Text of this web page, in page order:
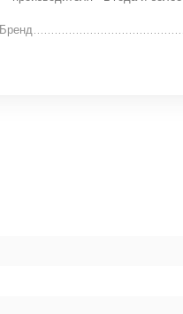
Бренд